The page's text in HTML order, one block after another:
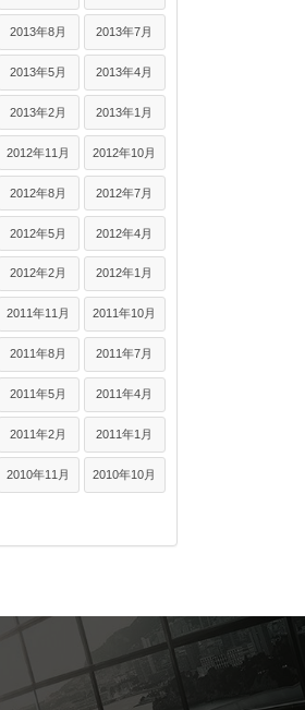
2013年8月 2013年7月
2013年5月 2013年4月
2013年2月 2013年1月
2012年11月 2012年10月
2012年8月 2012年7月
2012年5月 2012年4月
2012年2月 2012年1月
2011年11月 2011年10月
2011年8月 2011年7月
2011年5月 2011年4月
2011年2月 2011年1月
2010年11月 2010年10月